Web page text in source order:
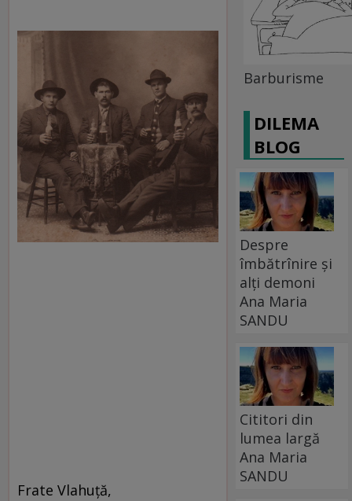
Frate Vlahuţă,
Barburisme
DILEMA
BLOG
Despre
îmbătrînire și
alți demoni
Ana Maria
SANDU
Cititori din
lumea largă
Ana Maria
SANDU